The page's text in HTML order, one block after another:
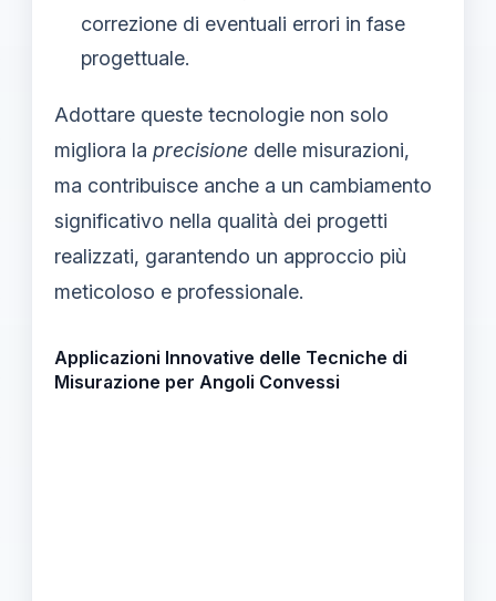
correzione di eventuali errori in fase
progettuale.
Adottare queste tecnologie non solo
migliora la precisione delle misurazioni,
ma contribuisce anche a un cambiamento
significativo nella qualità dei progetti
realizzati, garantendo un approccio più
meticoloso e professionale.
Applicazioni Innovative delle Tecniche di
Misurazione per Angoli Convessi